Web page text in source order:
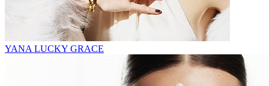
YANA LUCKY GRACE